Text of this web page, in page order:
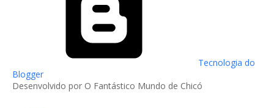
Tecnologia do
Blogger
Desenvolvido por O Fantástico Mundo de Chicó